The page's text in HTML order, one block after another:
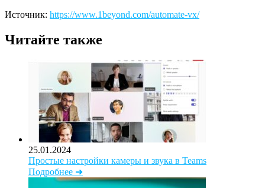
Источник: https://www.1beyond.com/automate-vx/
Читайте также
25.01.2024
Простые настройки камеры и звука в Teams
Подробнее ➜